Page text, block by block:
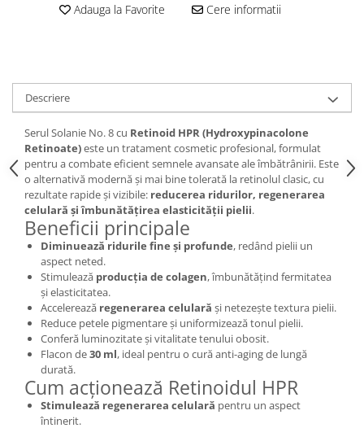
Adauga la Favorite Cere informatii
Descriere
Serul Solanie No. 8 cu Retinoid HPR (Hydroxypinacolone
Retinoate)este un tratament cosmetic profesional, formulat
pentru a combate eficient semnele avansate ale îmbătrânirii. Este
o alternativă modernă și mai bine tolerată la retinolul clasic, cu
rezultate rapide și vizibile: reducerea ridurilor, regenerarea
celulară și îmbunătățirea elasticității pielii.
Beneficii principale
Diminuează ridurile fine și profunde, redând pielii un
aspect neted.
Stimulează producția de colagen, îmbunătățind fermitatea
și elasticitatea.
Accelerează regenerarea celulară și netezește textura pielii.
Reduce petele pigmentare și uniformizează tonul pielii.
Conferă luminozitate și vitalitate tenului obosit.
Flacon de30 ml, ideal pentru o cură anti-aging de lungă
durată.
Cum acționează Retinoidul HPR
Stimulează regenerarea celulară pentru un aspect
întinerit.